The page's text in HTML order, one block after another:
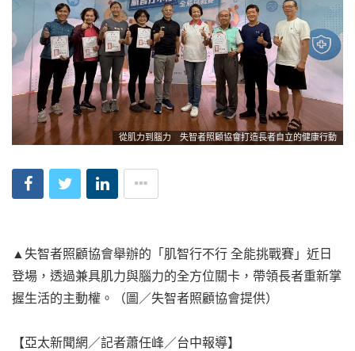
從肌力到腦力 失智者照顧協會打造長者自立的健康行動
▲失智者照顧協會舉辦的「肌智行不行 全能挑戰賽」近日
登場，透過兼具肌力與腦力的全方位關卡，帶領長者重新掌
握生活的主動權。（圖／失智者照顧協會提供）
【亞太新聞網／記者蕭任峰／台中報導】